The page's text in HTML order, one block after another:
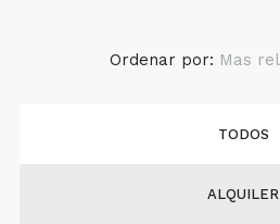
TODOS
ALQUILER
Ordenar por: Mas